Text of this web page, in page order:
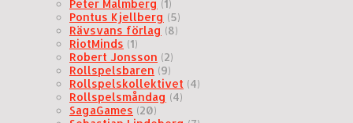
Peter Malmberg (1)
Pontus Kjellberg (5)
Rävsvans förlag (8)
RiotMinds (1)
Robert Jonsson (2)
Rollspelsbaren (9)
Rollspelskollektivet (4)
Rollspelsmåndag (4)
SagaGames (20)